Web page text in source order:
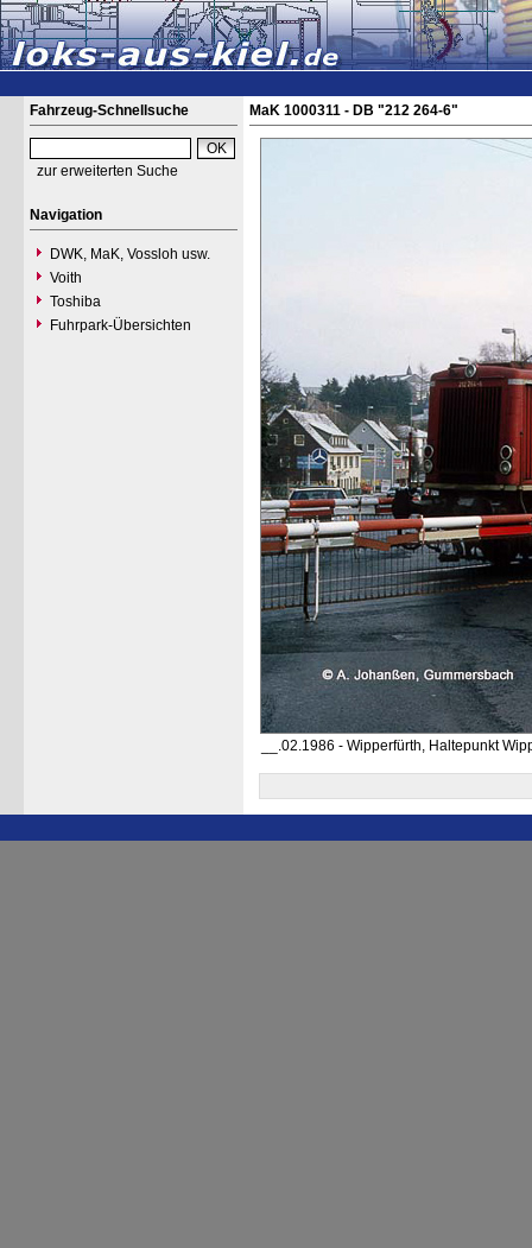
Fahrzeug-Schnellsuche
zur erweiterten Suche
Navigation
DWK, MaK, Vossloh usw.
Voith
Toshiba
Fuhrpark-Übersichten
MaK 1000311 - DB "212 264-6"
__.02.1986 - Wipperfürth, Haltepunkt